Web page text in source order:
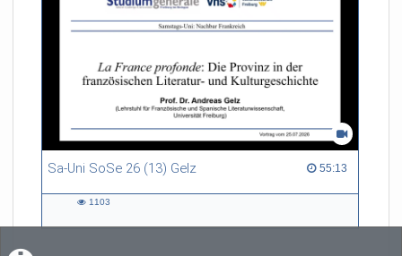
Sa-Uni SoSe 26 (13) Gelz 55:13
55:13 duration
1103